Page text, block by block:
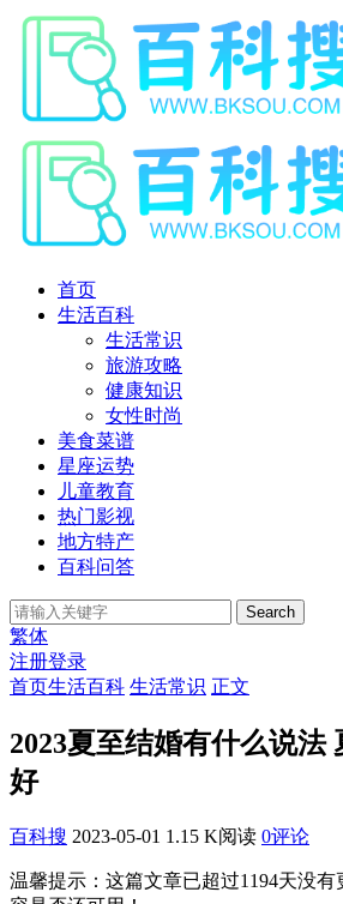
首页
生活百科
生活常识
旅游攻略
健康知识
女性时尚
美食菜谱
星座运势
儿童教育
热门影视
地方特产
百科问答
Search
繁体
注册登录
首页生活百科 生活常识 正文
2023夏至结婚有什么说法
好
百科搜 2023-05-01 1.15 K阅读 0评论
温馨提示：这篇文章已超过1194天没有